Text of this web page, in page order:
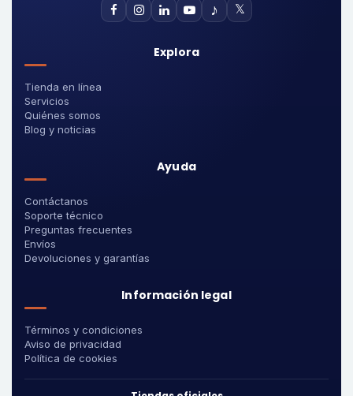
♪ 𝕏
Explora
Tienda en línea
Servicios
Quiénes somos
Blog y noticias
Ayuda
Contáctanos
Soporte técnico
Preguntas frecuentes
Envíos
Devoluciones y garantías
Información legal
Términos y condiciones
Aviso de privacidad
Política de cookies